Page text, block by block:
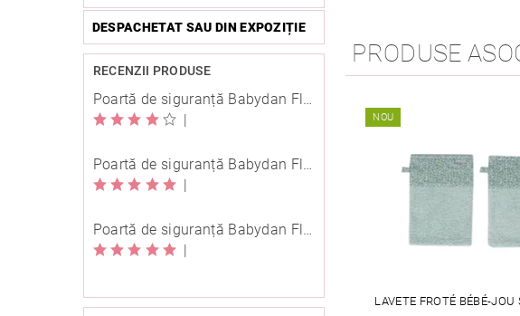
DESPACHETAT SAU DIN EXPOZIȚIE
RECENZII PRODUSE
Poartă de siguranță Babydan Flexi Fit metal albă 67-105,5 cm cu înșurubare
|
Poartă de siguranță Babydan Flexi Fit metal neagră 67-105,5 cm cu înșurubare
|
Poartă de siguranță Babydan Flexi Fit metal neagră 67-105,5 cm cu înșurubare
|
PRODUSE
NOU
LAVETE FROTÉ BÉBÉ-JOU